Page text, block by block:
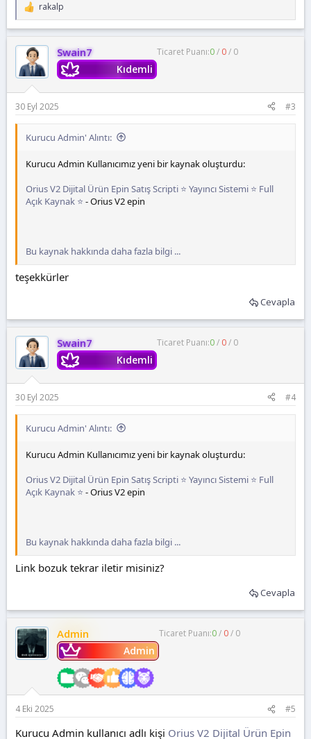
T
e
p
k
l
e
r
rakalp
Swain7
Kıdemli
Ticaret Puanı:0/ 0/ 0
30 Eyl 2025 #3
Kurucu Admin' Alıntı:
Kurucu Admin Kullanıcımız yeni bir kaynak oluşturdu:
Orius V2 Dijital Ürün Epin Satış Scripti ⭐ Yayıncı Sistemi ⭐ Full
Açık Kaynak ⭐ - Orius V2 epin
Bu kaynak hakkında daha fazla bilgi ...
teşekkürler
Cevapla
Swain7
Kıdemli
Ticaret Puanı:0/ 0/ 0
30 Eyl 2025 #4
Kurucu Admin' Alıntı:
Kurucu Admin Kullanıcımız yeni bir kaynak oluşturdu:
Orius V2 Dijital Ürün Epin Satış Scripti ⭐ Yayıncı Sistemi ⭐ Full
Açık Kaynak ⭐ - Orius V2 epin
Bu kaynak hakkında daha fazla bilgi ...
Link bozuk tekrar iletir misiniz?
Cevapla
Admin
Admin
Ticaret Puanı:0/ 0/ 0
4 Eki 2025 #5
Kurucu Admin kullanıcı adlı kişi Orius V2 Dijital Ürün Epin